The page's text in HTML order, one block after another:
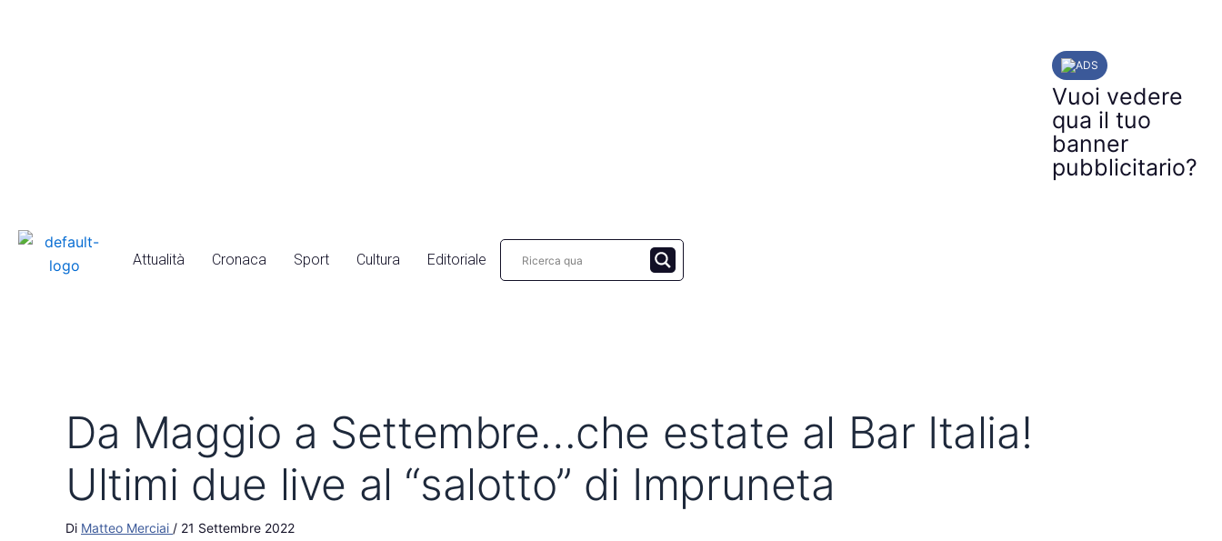
ADS
Vuoi vedere
qua il tuo
banner
pubblicitario?
Attualità Cronaca Sport Cultura Editoriale
Da Maggio a Settembre…che estate al Bar Italia!
Ultimi due live al “salotto” di Impruneta
Di Matteo Merciai / 21 Settembre 2022